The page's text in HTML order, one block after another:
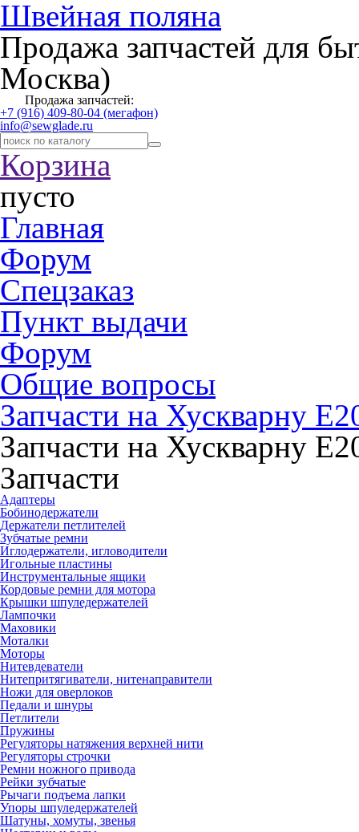
Швейная поляна
Продажа запчастей для
Москва)
Продажа запчастей:
+7 (916) 409-80-04 (мегафон)
info@sewglade.ru
Корзина
пусто
Главная
Форум
Спецзаказ
Пункт выдачи
Форум
Общие вопросы
Запчасти на Хускварну
Запчасти на Хускварну
Запчасти
Адаптеры
Бобинодержатели
Держатели петлителей
Зубчатые ремни
Иглодержатели, игловодители
Игольные пластины
Инструментальные ящики
Кордовые ремни для мотора
Крышки шпуледержателей
Лампочки
Маховики
Моталки
Моторы
Нитевдеватели
Нитепритягиватели, нитенаправители
Ножи для оверлоков
Педали и шнуры
Петлители
Пружины
Регуляторы натяжения верхней нити
Регуляторы строчки
Ремни ножного привода
Рейки зубчатые
Рычаги подъема лапки
Упоры шпуледержателей
Шатуны, хомуты, звенья